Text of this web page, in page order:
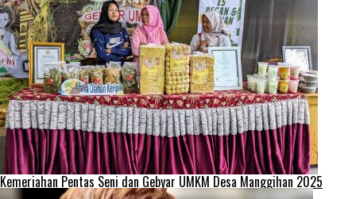
Kemeriahan Pentas Seni dan Gebyar UMKM Desa Manggihan 2025